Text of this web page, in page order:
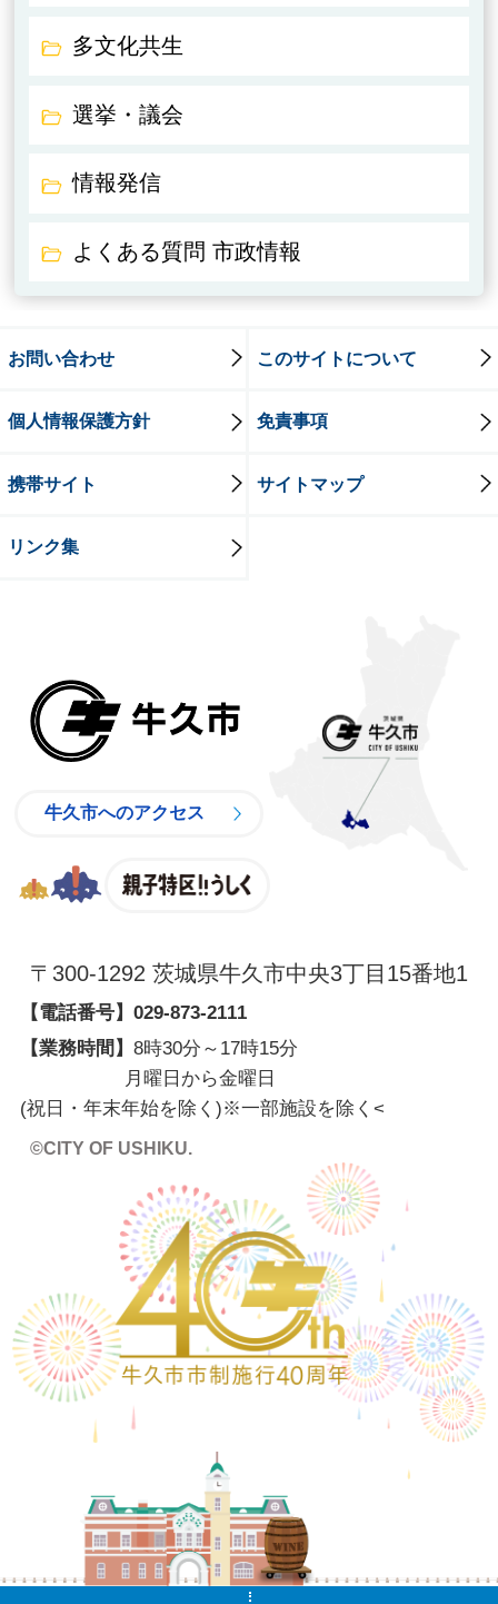
多文化共生
選挙・議会
情報発信
よくある質問 市政情報
お問い合わせ このサイトについて
個人情報保護方針 免責事項
携帯サイト サイトマップ
リンク集
牛久市へのアクセス
〒300-1292 茨城県牛久市中央3丁目15番地1
【電話番号】 029-873-2111
【業務時間】 8時30分～17時15分
月曜日から金曜日
(祝日・年末年始を除く)※一部施設を除く <
©CITY OF USHIKU.